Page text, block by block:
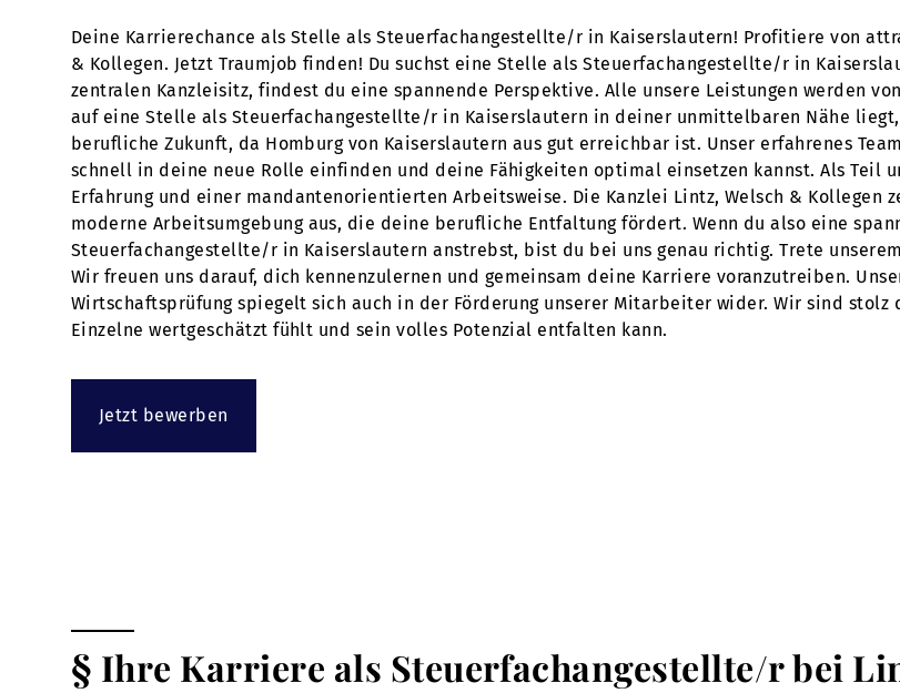
Deine Karrierechance als Stelle als Steuerfachangestellte/r in Kaiserslautern! Profitiere von
& Kollegen. Jetzt Traumjob finden! Du suchst eine Stelle als Steuerfachangestellte/r in
zentralen Kanzleisitz, findest du eine spannende Perspektive. Alle unsere Leistungen werden
auf eine Stelle als Steuerfachangestellte/r in Kaiserslautern in deiner unmittelbaren Nähe
berufliche Zukunft, da Homburg von Kaiserslautern aus gut erreichbar ist. Unser erfahrenes
schnell in deine neue Rolle einfinden und deine Fähigkeiten optimal einsetzen kannst. Als Teil
Erfahrung und einer mandantenorientierten Arbeitsweise. Die Kanzlei Lintz, Welsch &
moderne Arbeitsumgebung aus, die deine berufliche Entfaltung fördert. Wenn du also eine
Steuerfachangestellte/r in Kaiserslautern anstrebst, bist du bei uns genau richtig. Trete
Wir freuen uns darauf, dich kennenzulernen und gemeinsam deine Karriere voranzutreiben.
Wirtschaftsprüfung spiegelt sich auch in der Förderung unserer Mitarbeiter wider. Wir sind
Einzelne wertgeschätzt fühlt und sein volles Potenzial entfalten kann.
Jetzt bewerben
§ Ihre Karriere als Steuerfachangestellte/r bei